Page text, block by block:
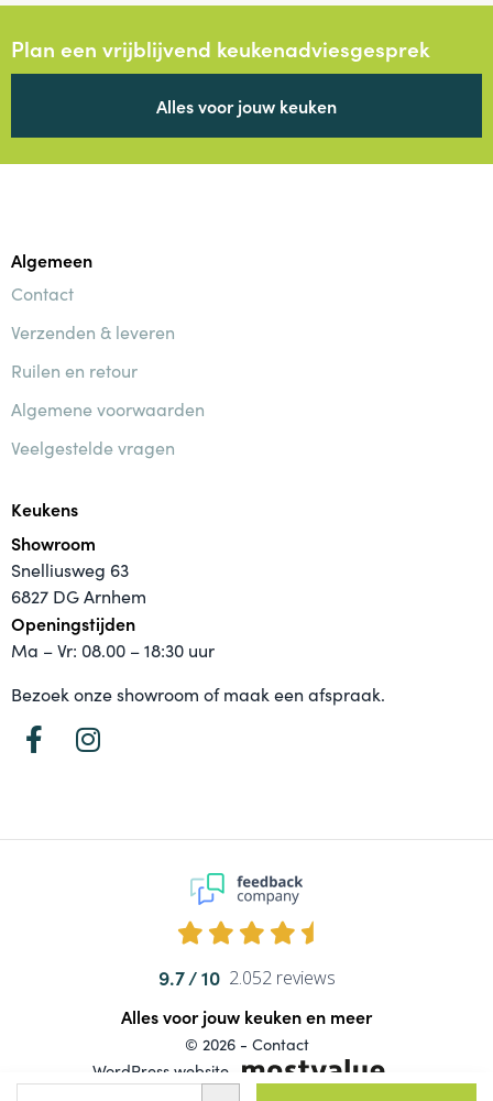
Plan een vrijblijvend keukenadviesgesprek
Alles voor jouw keuken
Algemeen
Contact
Verzenden & leveren
Ruilen en retour
Algemene voorwaarden
Veelgestelde vragen
Keukens
Showroom
Snelliusweg 63
6827 DG Arnhem
Openingstijden
Ma – Vr: 08.00 – 18:30 uur
Bezoek onze showroom of maak een afspraak.
Alles voor jouw keuken en meer
© 2026 - Contact
9.7 2.052 reviews
WordPress website